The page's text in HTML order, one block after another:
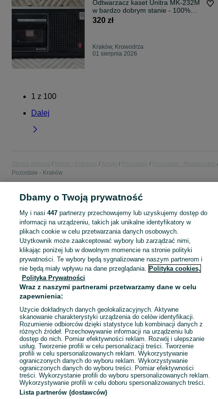
Odtwarzacz kaset Unitra MK-232M
w bardzo dobrym stanie - 100%
sprawny!
320 zł
Kraków, Krowodrza
01 sierpnia 2026
1 z 100
Dalej
Pozostałe - Kraków
POLSKA » MAŁOPOLSKIE » KRAKÓW
KATEGORIA
Skorzystaj z największego serwisu ogłoszeniowego - Kraków i okolice! - kupuj lub sprzedawaj jeszcze wygodniej w kategorii Pozostałe! Zobacz
Mapa kategorii
Mapa miejscowości
Mapa ministron
Popularne wyszukiwania
Dbamy o Twoją prywatność
My i nasi 447partnerzy przechowujemy lub uzyskujemy dostęp do
informacji na urządzeniu, takich jak unikalne identyfikatory w
plikach cookie w celu przetwarzania danych osobowych.
Użytkownik może zaakceptować wybory lub zarządzać nimi,
klikając poniżej lub w dowolnym momencie na stronie polityki
prywatności. Te wybory będą sygnalizowane naszym partnerom i
nie będą miały wpływu na dane przeglądania. Polityka cookies,
Polityka Prywatności
Wraz z naszymi partnerami przetwarzamy dane w celu
zapewnienia:
Użycie dokładnych danych geolokalizacyjnych. Aktywne
skanowanie charakterystyki urządzenia do celów identyfikacji.
Rozumienie odbiorców dzięki statystyce lub kombinacji danych z
różnych źródeł. Przechowywanie informacji na urządzeniu lub
dostęp do nich. Pomiar efektywności reklam. Rozwój i ulepszanie
usług. Tworzenie profili w celu personalizacji treści. Tworzenie
profili w celu spersonalizowanych reklam. Wykorzystywanie
ograniczonych danych do wyboru reklam. Wykorzystywanie
ograniczonych danych do wyboru treści. Pomiar efektywności
treści. Wykorzystanie profili do wyboru spersonalizowanych reklam.
Wykorzystywanie profili w celu doboru spersonalizowanych treści.
Lista partnerów (dostawców)